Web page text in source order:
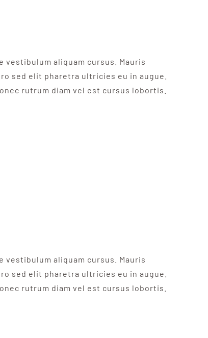
aliquam cursus. Mauris
sed elit pharetra ultricies eu in augue.
rutrum diam vel est cursus lobortis.
aliquam cursus. Mauris
sed elit pharetra ultricies eu in augue.
rutrum diam vel est cursus lobortis.